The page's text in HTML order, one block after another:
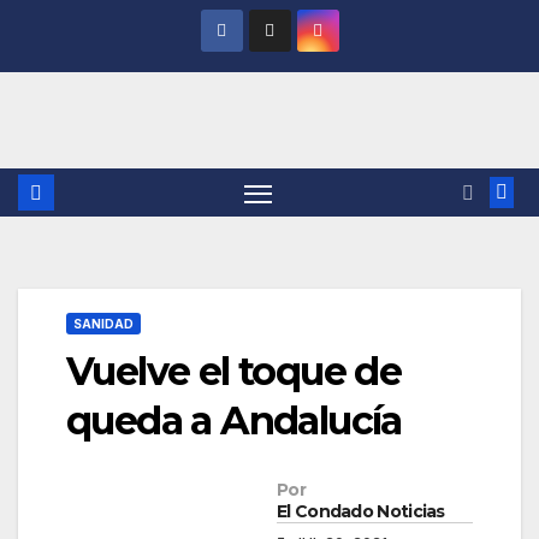
SANIDAD
Vuelve el toque de
queda a Andalucía
Por
El Condado Noticias